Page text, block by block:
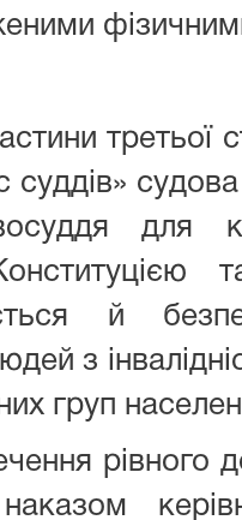
третьої
суддів»
й
з
груп
рівного